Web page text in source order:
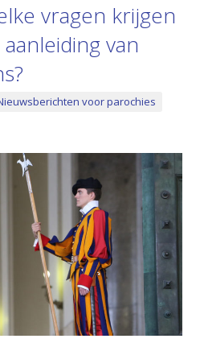
vragen krijgen
van
voor parochies